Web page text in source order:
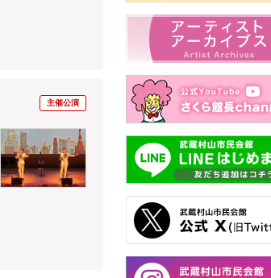
主催公演